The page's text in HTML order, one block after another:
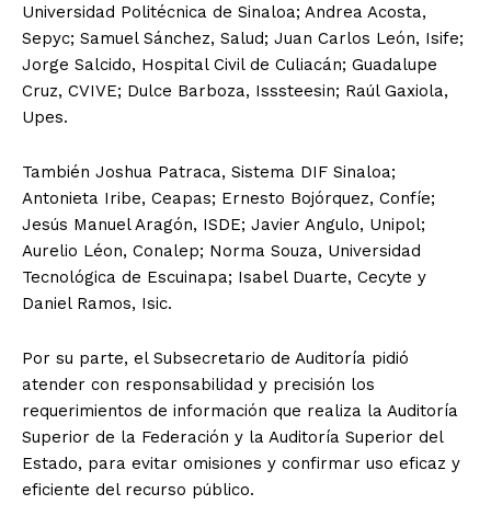
Universidad Politécnica de Sinaloa; Andrea Acosta,
Sepyc; Samuel Sánchez, Salud; Juan Carlos León, Isife;
Jorge Salcido, Hospital Civil de Culiacán; Guadalupe
Cruz, CVIVE; Dulce Barboza, Isssteesin; Raúl Gaxiola,
Upes.
También Joshua Patraca, Sistema DIF Sinaloa;
Antonieta Iribe, Ceapas; Ernesto Bojórquez, Confíe;
Jesús Manuel Aragón, ISDE; Javier Angulo, Unipol;
Aurelio Léon, Conalep; Norma Souza, Universidad
Tecnológica de Escuinapa; Isabel Duarte, Cecyte y
Daniel Ramos, Isic.
Por su parte, el Subsecretario de Auditoría pidió
atender con responsabilidad y precisión los
requerimientos de información que realiza la Auditoría
Superior de la Federación y la Auditoría Superior del
Estado, para evitar omisiones y confirmar uso eficaz y
eficiente del recurso público.